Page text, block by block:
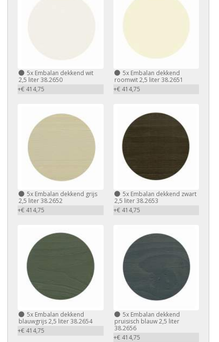
5x Embalan dekkend wit
2,5 liter 38.2650
+€ 414,75
5x Embalan dekkend
roomwit 2,5 liter 38.2651
+€ 414,75
5x Embalan dekkend grijs
2,5 liter 38.2652
+€ 414,75
5x Embalan dekkend zwart
2,5 liter 38.2653
+€ 414,75
5x Embalan dekkend
blauwgrijs 2,5 liter 38.2654
+€ 414,75
5x Embalan dekkend
pruisisch blauw 2,5 liter
38.2656
+€ 414,75